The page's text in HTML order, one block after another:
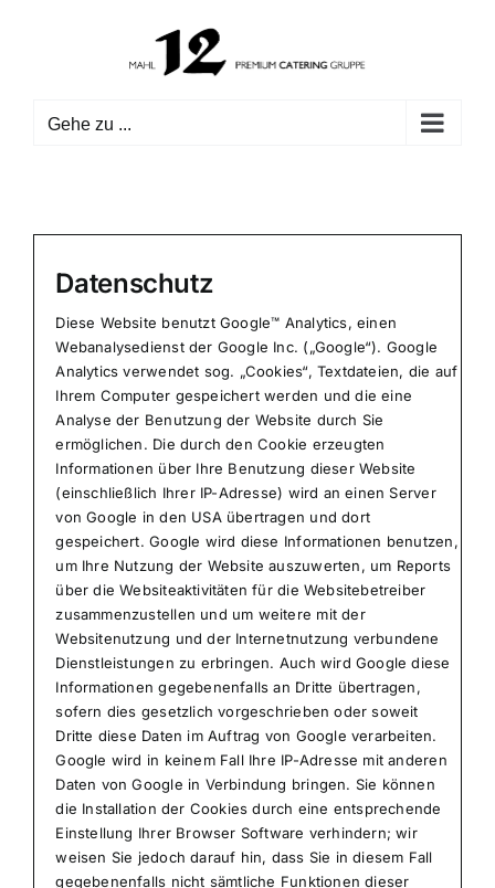
Gehe zu ...
Datenschutz
Diese Website benutzt Google™ Analytics, einen
Webanalysedienst der Google Inc. („Google“). Google
Analytics verwendet sog. „Cookies“, Textdateien, die auf
Ihrem Computer gespeichert werden und die eine
Analyse der Benutzung der Website durch Sie
ermöglichen. Die durch den Cookie erzeugten
Informationen über Ihre Benutzung dieser Website
(einschließlich Ihrer IP-Adresse) wird an einen Server
von Google in den USA übertragen und dort
gespeichert. Google wird diese Informationen benutzen,
um Ihre Nutzung der Website auszuwerten, um Reports
über die Websiteaktivitäten für die Websitebetreiber
zusammenzustellen und um weitere mit der
Websitenutzung und der Internetnutzung verbundene
Dienstleistungen zu erbringen. Auch wird Google diese
Informationen gegebenenfalls an Dritte übertragen,
sofern dies gesetzlich vorgeschrieben oder soweit
Dritte diese Daten im Auftrag von Google verarbeiten.
Google wird in keinem Fall Ihre IP-Adresse mit anderen
Daten von Google in Verbindung bringen. Sie können
die Installation der Cookies durch eine entsprechende
Einstellung Ihrer Browser Software verhindern; wir
weisen Sie jedoch darauf hin, dass Sie in diesem Fall
gegebenenfalls nicht sämtliche Funktionen dieser